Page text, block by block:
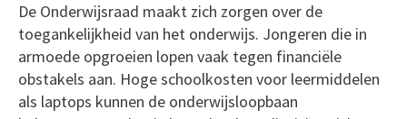
De Onderwijsraad maakt zich zorgen over de
toegankelijkheid van het onderwijs. Jongeren die in
armoede opgroeien lopen vaak tegen financiële
obstakels aan. Hoge schoolkosten voor leermiddelen
als laptops kunnen de onderwijsloopbaan